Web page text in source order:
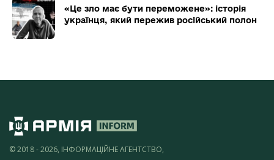
«Це зло має бути переможене»: історія
українця, який пережив російський полон
© 2018 - 2026, ІНФОРМАЦІЙНЕ АГЕНТСТВО,